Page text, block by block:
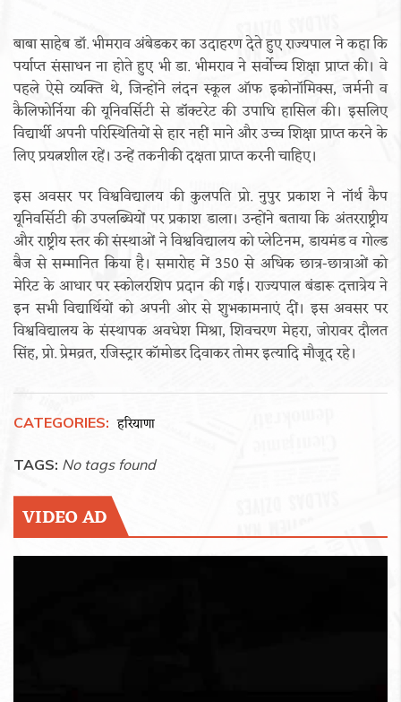
बाबा साहेब डॉ. भीमराव अंबेडकर का उदाहरण देते हुए राज्यपाल ने कहा कि
पर्याप्त संसाधन ना होते हुए भी डा. भीमराव ने सर्वोच्च शिक्षा प्राप्त की। वे
पहले ऐसे व्यक्ति थे, जिन्होंने लंदन स्कूल ऑफ इकोनॉमिक्स, जर्मनी व
कैलिफोर्निया की यूनिवर्सिटी से डॉक्टरेट की उपाधि हासिल की। इसलिए
विद्यार्थी अपनी परिस्थितियों से हार नहीं माने और उच्च शिक्षा प्राप्त करने के
लिए प्रयत्नशील रहें। उन्हें तकनीकी दक्षता प्राप्त करनी चाहिए।
इस अवसर पर विश्वविद्यालय की कुलपति प्रो. नुपुर प्रकाश ने नॉर्थ कैप
यूनिवर्सिटी की उपलब्धियों पर प्रकाश डाला। उन्होंने बताया कि अंतरराष्ट्रीय
और राष्ट्रीय स्तर की संस्थाओं ने विश्वविद्यालय को प्लेटिनम, डायमंड व गोल्ड
बैज से सम्मानित किया है। समारोह में 350 से अधिक छात्र-छात्राओं को
मेरिट के आधार पर स्कोलरशिप प्रदान की गई। राज्यपाल बंडारू दत्तात्रेय ने
इन सभी विद्यार्थियों को अपनी ओर से शुभकामनाएं दीं। इस अवसर पर
विश्वविद्यालय के संस्थापक अवधेश मिश्रा, शिवचरण मेहरा, जोरावर दौलत
सिंह, प्रो. प्रेमव्रत, रजिस्ट्रार कॉमोडर दिवाकर तोमर इत्यादि मौजूद रहे।
CATEGORIES: हरियाणा
TAGS: No tags found
VIDEO AD